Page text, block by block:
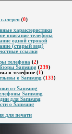
(0)
характеристики
описание телефона
одной строкой
(старый вид)
ссылки
телефона (2)
Samsung (239)
о телефоне (1 )
о Samsung (133)
от Samsung
Samsung
для Samsung
о Samsung
для печати